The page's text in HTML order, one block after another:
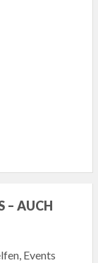
– AUCH
Events